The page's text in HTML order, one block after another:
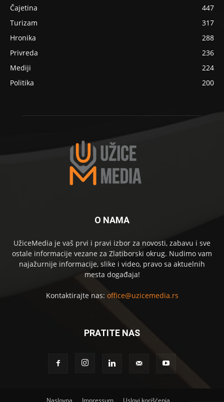
Čajetina
447
Turizam
317
Hronika
288
Privreda
236
Mediji
224
Politika
200
O NAMA
UžiceMedia je vaš prvi i pravi izbor za novosti, zabavu i sve
ostale informacije vezane za Zlatiborski okrug. Nudimo vam
najažurnije informacije, slike i video, pravo sa aktuelnih
mesta događaja!
Kontaktirajte nas: office@uzicemedia.rs
PRATITE NAS
Naslovna Impressum Uslovi korišćenja